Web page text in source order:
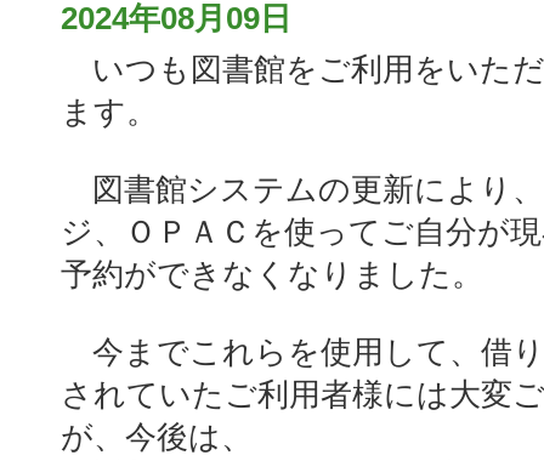
2024年08月09日
いつも図書館をご利用をいた
ます。
図書館システムの更新により
ジ、ＯＰＡＣを使ってご自分が
予約ができなくなりました。
今までこれらを使用して、借
されていたご利用者様には大変
が、今後は、